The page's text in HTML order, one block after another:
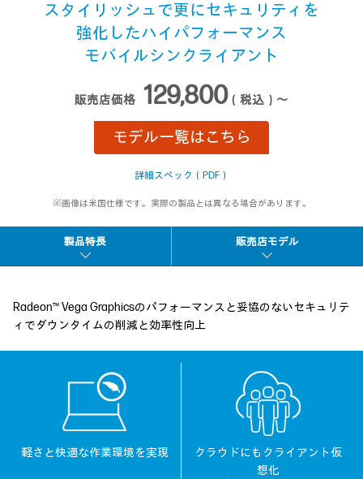
スタイリッシュで更にセキュリティを
強化したハイパフォーマンス
モバイルシンクライアント
販売店価格 129,800（税込）～
モデル一覧はこちら
詳細スペック（PDF）
※画像は米国仕様です。実際の製品とは異なる場合があります。
製品特長 販売店モデル
Radeon™ Vega Graphicsのパフォーマンスと妥協のないセキュリテ
ィでダウンタイムの削減と効率性向上
軽さと快適な作業環境を実現
クラウドにもクライアント仮
想化